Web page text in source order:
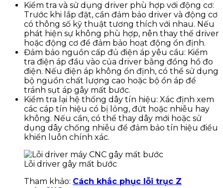
Kiểm tra và sử dụng driver phù hợp với động cơ:
Trước khi lắp đặt, cần đảm bảo driver và động cơ
có thông số kỹ thuật tương thích với nhau. Nếu
phát hiện sự không phù hợp, nên thay thế driver
hoặc động cơ để đảm bảo hoạt động ổn định.
Đảm bảo nguồn cấp đủ điện áp yêu cầu: Kiểm
tra điện áp đầu vào của driver bằng đồng hồ đo
điện. Nếu điện áp không ổn định, có thể sử dụng
bộ nguồn chất lượng cao hoặc bộ ổn áp để
tránh sụt áp gây mất bước.
Kiểm tra lại hệ thống dây tín hiệu: Xác định xem
các cáp tín hiệu có bị lỏng, đứt hoặc nhiễu hay
không. Nếu cần, có thể thay dây mới hoặc sử
dụng dây chống nhiễu để đảm bảo tín hiệu điều
khiển luôn chính xác.
Lỗi driver gây mất bước
Tham khảo: Cách khắc phục lỗi trục Z